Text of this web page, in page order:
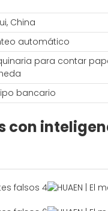
China
automático
para contar
bancario
con